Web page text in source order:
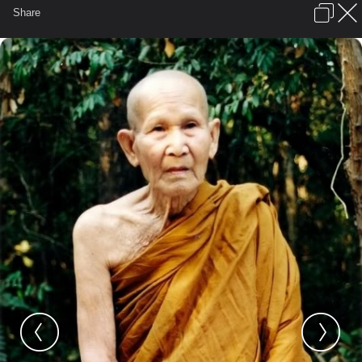
เข้าสู่ระบบหรือลงทะเบียน
รูปภาพ General jaetechno พระอริยเจ้า
056
หน้าแรก เว็บบอร์ด มีอะไรใหม่ รูปภาพ
คอลเล็คชั่น สถานที่ กล้อง แท็ก ...
ภาษาไทย ช่วยเหลือ
ข้อกำหนดและกฎ
Share